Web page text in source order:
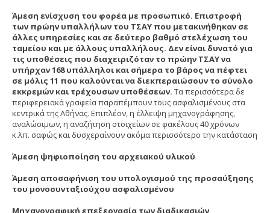
Άμεση ενίσχυση του φορέα με προσωπικό. Επιστροφή
των πρώην υπαλλήλων του ΤΣΑΥ που μετακινήθηκαν σε
άλλες υπηρεσίες και σε δεύτερο βαθμό στελέχωση του
ταμείου και με άλλους υπαλλήλους. Δεν είναι δυνατό για
τις υποθέσεις που διαχειριζόταν το πρώην ΤΣΑΥ να
υπήρχαν 168 υπάλληλοι και σήμερα το βάρος να πέφτει
σε μόλις 11 που καλούνται να διεκπεραιώσουν το σύνολο
εκκρεμών και τρέχουσων υποθέσεων. Τα περισσότερα δε
περιφερειακά γραφεία παραπέμπουν τους ασφαλισμένους στα
κεντρικά της Αθήνας. Επιπλέον, η έλλειψη μηχανογράφησης,
αναλώσιμων, η αναζήτηση στοιχείων σε φακέλους 40 χρόνων
κ.λπ. σαφώς και δυσχεραίνουν ακόμα περισσότερο την κατάσταση
Άμεση ψηφιοποίηση του αρχειακού υλικού
Άμεση αποσαφήνιση του υπολογισμού της προσαύξησης
του μονοσυνταξιούχου ασφαλισμένου
Μηχανογραφική επεξεργασία των διαδικασιών